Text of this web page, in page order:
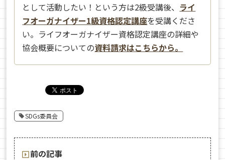
として活動したい！という方は2級受講後、 ライ
フオーガナイザー1級資格認定講座を受講くださ
い。ライフオーガナイザー資格認定講座の詳細や
協会概要についての資料請求はこちらから。
SDGs委員会
前の記事